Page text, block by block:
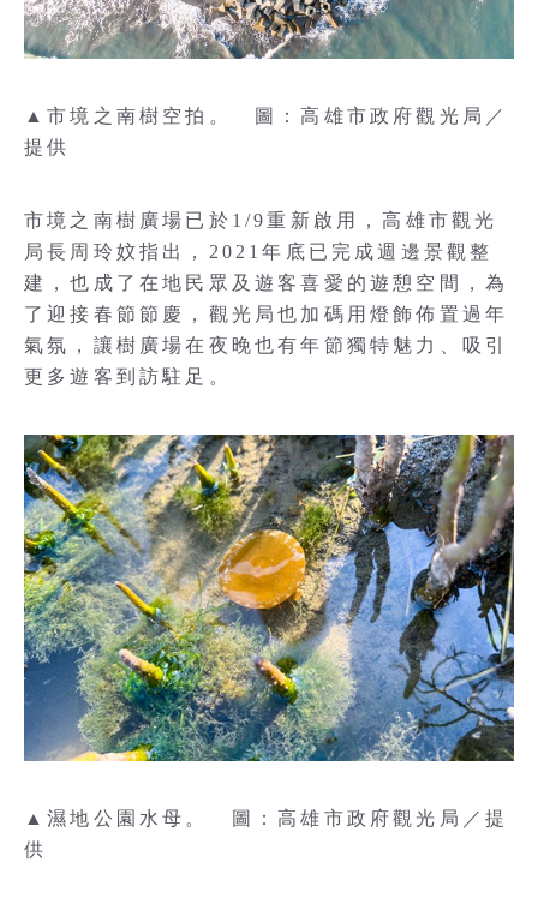
▲市境之南樹空拍。 圖：高雄市政府觀光局／
提供
市境之南樹廣場已於1/9重新啟用，高雄市觀光
局長周玲妏指出，2021年底已完成週邊景觀整
建，也成了在地民眾及遊客喜愛的遊憩空間，為
了迎接春節節慶，觀光局也加碼用燈飾佈置過年
氣氛，讓樹廣場在夜晚也有年節獨特魅力、吸引
更多遊客到訪駐足。
▲濕地公園水母。 圖：高雄市政府觀光局／提
供